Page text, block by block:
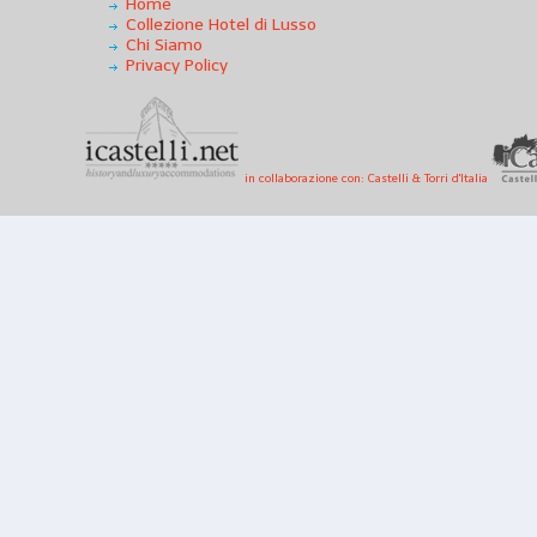
Home
Collezione Hotel di Lusso
Chi Siamo
Privacy Policy
in collaborazione con: Castelli & Torri d'Italia